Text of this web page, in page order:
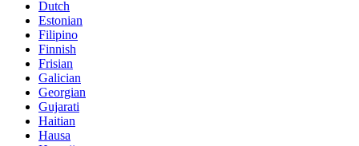
Dutch
Estonian
Filipino
Finnish
Frisian
Galician
Georgian
Gujarati
Haitian
Hausa